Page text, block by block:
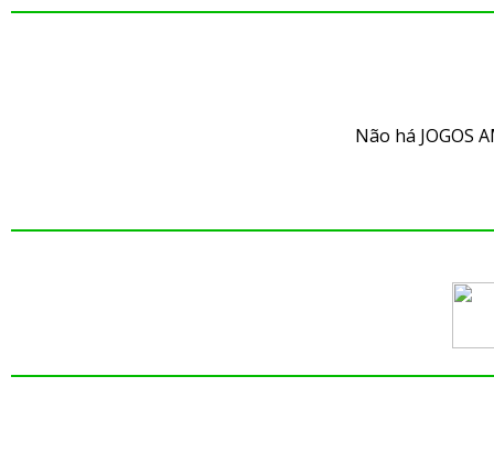
Não há JOGOS